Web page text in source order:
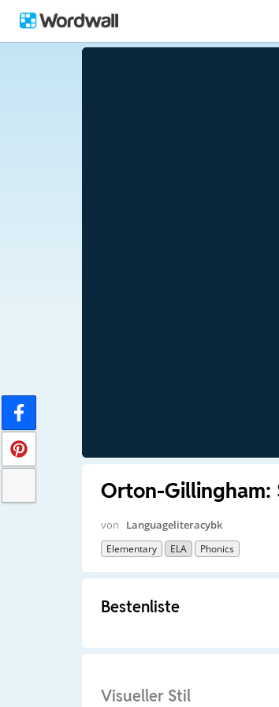
Orton-Gillingham:
von Languageliteracybk
Elementary ELA Phonics
Bestenliste
Visueller Stil